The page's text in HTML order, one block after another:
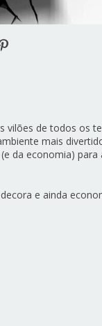
vilões de todos os
mais
da economia) para
e ainda